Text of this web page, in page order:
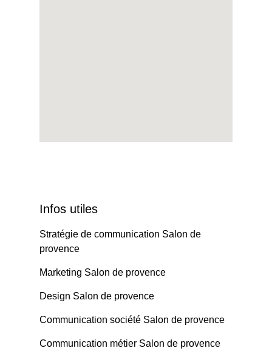
Infos utiles
Stratégie de communication Salon de
provence
Marketing Salon de provence
Design Salon de provence
Communication société Salon de provence
Communication métier Salon de provence